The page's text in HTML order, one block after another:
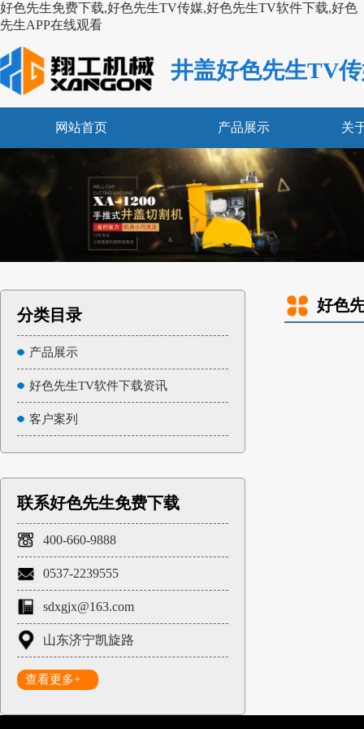
好色先生免费下载,好色先生TV传媒,好色先生TV软件下载,好色
先生APP在线观看
井盖好色先生TV
网站首页 产品展示 关
分类目录
产品展示
好色先生TV软件下载资讯
客户案列
联系好色先生免费下载
400-660-9888
0537-2239555
sdxgjx@163.com
山东济宁凯旋路
查看更多+
好色